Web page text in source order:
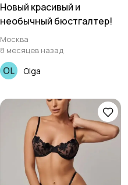
Новый красивый и
необычный бюстгалтер!
Москва
8 месяцев назад
Olga